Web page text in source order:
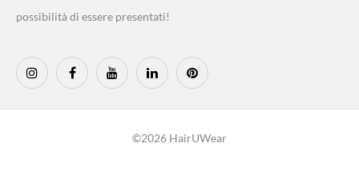
possibilità di essere presentati!
©2026 HairUWear